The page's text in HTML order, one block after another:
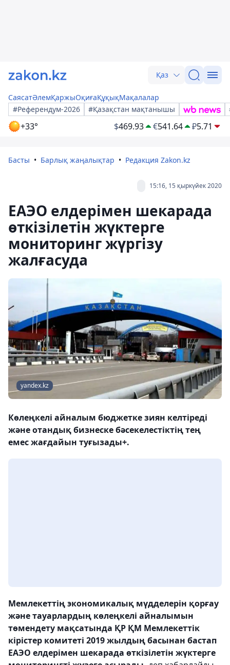
Қаз
СаясатӘлемҚаржыОқиғаҚұқықМақалалар
#Референдум-2026
#Қазақстан мақтанышы
+33° $469.93 €541.64 ₽5.71
Басты Барлық жаңалықтар Редакция Zakon.kz
15:16, 15 қыркүйек 2020
ЕАЭО елдерімен шекарада
өткізілетін жүктерге
мониторинг жүргізу
жалғасуда
yandex.kz
Көлеңкелі айналым бюджетке зиян келтіреді
және отандық бизнеске бәсекелестіктің тең
емес жағдайын туғызады+.
Мемлекеттің экономикалық мүдделерін қорғау
және тауарлардың көлеңкелі айналымын
төмендету мақсатында ҚР ҚМ Мемлекеттік
кірістер комитеті 2019 жылдың басынан бастап
ЕАЭО елдерімен шекарада өткізілетін жүктерге